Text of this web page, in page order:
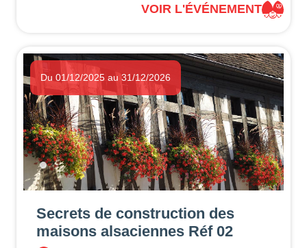
VOIR L'ÉVÉNEMENT
Du 01/12/2025 au 31/12/2026
Secrets de construction des
maisons alsaciennes Réf 02